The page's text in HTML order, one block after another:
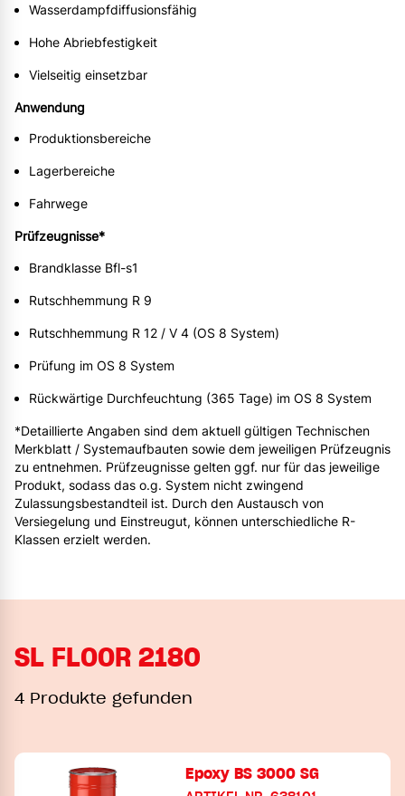
Wasserdampfdiffusionsfähig
Hohe Abriebfestigkeit
Vielseitig einsetzbar
Anwendung
Produktionsbereiche
Lagerbereiche
Fahrwege
Prüfzeugnisse*
Brandklasse Bfl-s1
Rutschhemmung R 9
Rutschhemmung R 12 / V 4 (OS 8 System)
Prüfung im OS 8 System
Rückwärtige Durchfeuchtung (365 Tage) im OS 8 System
*Detaillierte Angaben sind dem aktuell gültigen Technischen
Merkblatt / Systemaufbauten sowie dem jeweiligen Prüfzeugnis
zu entnehmen. Prüfzeugnisse gelten ggf. nur für das jeweilige
Produkt, sodass das o.g. System nicht zwingend
Zulassungsbestandteil ist. Durch den Austausch von
Versiegelung und Einstreugut, können unterschiedliche R-
Klassen erzielt werden.
SL FLOOR 2180
4 Produkte gefunden
Epoxy BS 3000 SG